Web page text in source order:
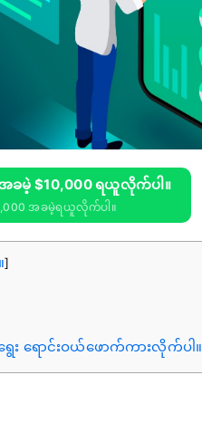
အခမဲ့ $10,000 ရယူလိုက်ပါ။
အခမဲ့ရယူလိုက်ပါ။
]
ေး ရောင်းဝယ်ဖောက်ကားလိုက်ပါ။